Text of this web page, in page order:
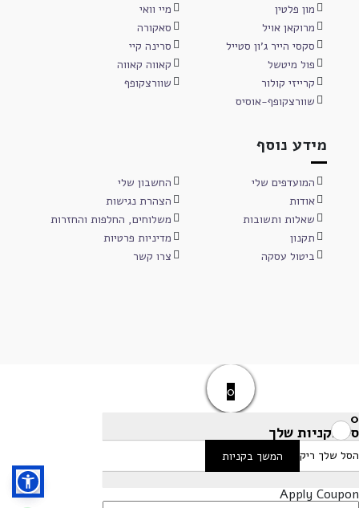
מון פלטין
מיי וואי
מרוקאן אויל
סאקורה
סקסי הייר ג'ון סטייל
סרינה קיי
פול מיטשל
קאווה קאווה
קרייזי קולור
שוורצקופף
שוורצקופף-אוסיס
מידע נוסף
המועדפים שלי
החשבון שלי
אודות
הצהרת נגישות
שאלות ותשובות
משלוחים, החלפות והחזרות
תקנון
מדיניות פרטיות
ביטול עסקה
צרו קשר
0
0
סל הקניות שלך
הסל שלך ריק המשך בקניות
Apply Coupon